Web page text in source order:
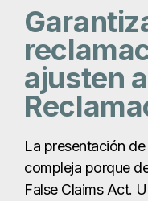
ajusten
La presentación
compleja porque
False Claims Act.